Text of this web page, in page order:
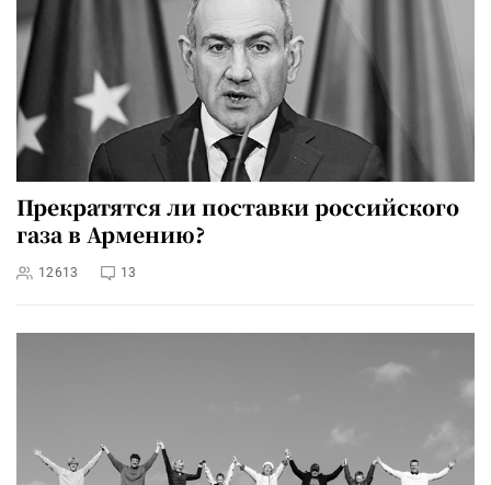
Прекратятся ли поставки российского
газа в Армению?
12613 13